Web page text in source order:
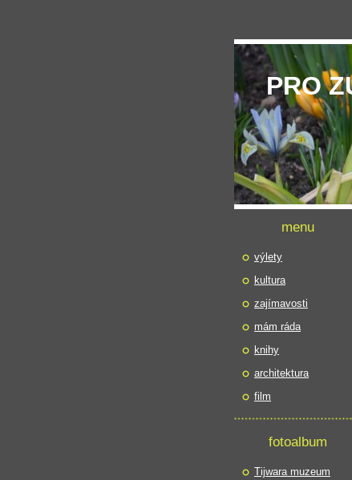
PRO
menu
výlety
kultura
zajímavosti
mám ráda
knihy
architektura
film
fotoalbum
Tijwara muzeum